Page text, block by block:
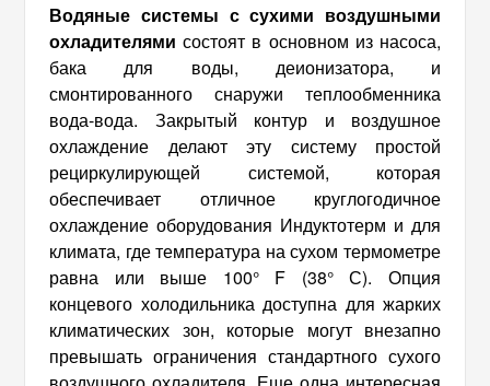
Водяные системы с сухими воздушными
охладителямисостоят в основном из насоса,
бака для воды, деионизатора, и
смонтированного снаружи теплообменника
вода-вода. Закрытый контур и воздушное
охлаждение делают эту систему простой
рециркулирующей системой, которая
обеспечивает отличное круглогодичное
охлаждение оборудования Индуктотерм и для
климата, где температура на сухом термометре
равна или выше 100° F (38° С). Опция
концевого холодильника доступна для жарких
климатических зон, которые могут внезапно
превышать ограничения стандартного сухого